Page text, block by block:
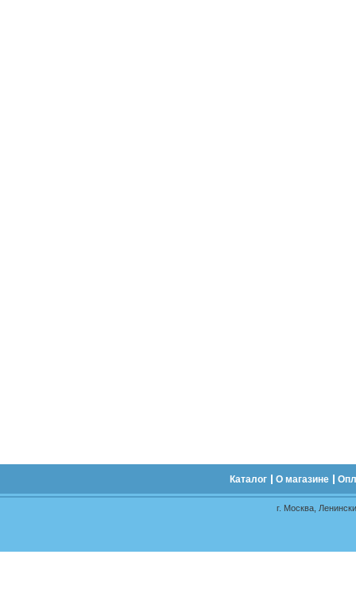
Каталог О магазине
г. Москва,